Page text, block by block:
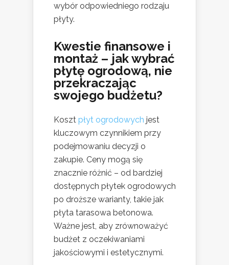
wybór odpowiedniego rodzaju
płyty.
Kwestie finansowe i
montaż – jak wybrać
płytę ogrodową, nie
przekraczając
swojego budżetu?
Koszt płyt ogrodowych jest
kluczowym czynnikiem przy
podejmowaniu decyzji o
zakupie. Ceny mogą się
znacznie różnić – od bardziej
dostępnych płytek ogrodowych
po droższe warianty, takie jak
płyta tarasowa betonowa.
Ważne jest, aby zrównoważyć
budżet z oczekiwaniami
jakościowymi i estetycznymi.